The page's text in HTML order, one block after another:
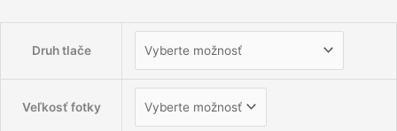
Druh tlače
Veľkosť fotky